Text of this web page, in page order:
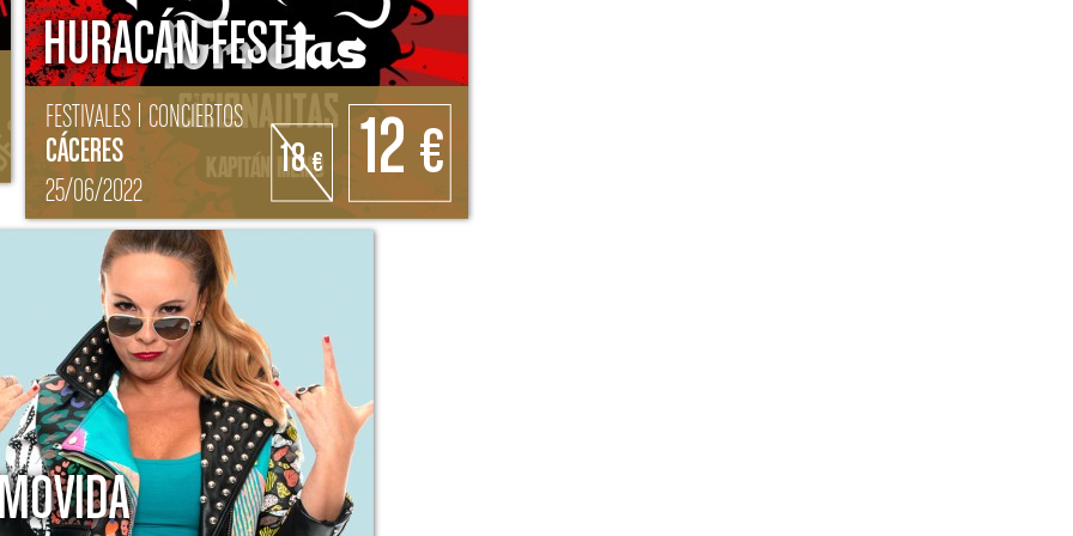
HURACÁN FEST
FESTIVALES | CONCIERTOS
CÁCERES
25/06/2022
18€ 12 €